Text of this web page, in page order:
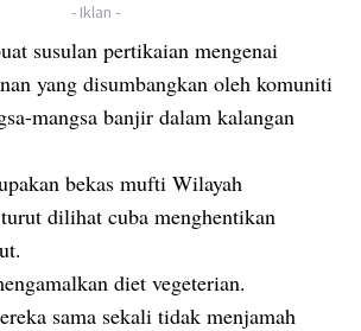
- Iklan -
susulan pertikaian mengenai
yang disumbangkan oleh komuniti
mangsa banjir dalam kalangan
bekas mufti Wilayah
dilihat cuba menghentikan
diet vegeterian.
sama sekali tidak menjamah